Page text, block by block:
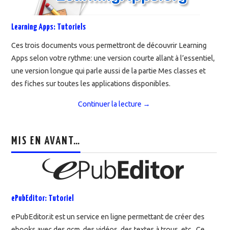
Learning Apps: Tutoriels
Ces trois documents vous permettront de découvrir Learning
Apps selon votre rythme: une version courte allant à l’essentiel,
une version longue qui parle aussi de la partie Mes classes et
des fiches sur toutes les applications disponibles.
Continuer la lecture →
MIS EN AVANT…
ePubEditor: Tutoriel
ePubEditor.it est un service en ligne permettant de créer des